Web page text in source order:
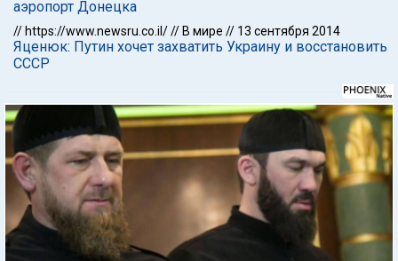
аэропорт Донецка
// https://www.newsru.co.il/// В мире // 13 сентября 2014
Яценюк: Путин хочет захватить Украину и восстановить
СССР